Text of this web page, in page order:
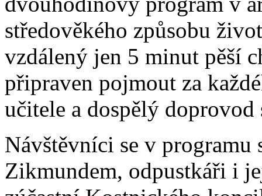
středověkého způsobu
vzdálený jen 5 minut pěší
připraven pojmout za
učitele a dospělý doprovod
Návštěvníci se v programu
Zikmundem, odpustkáři i